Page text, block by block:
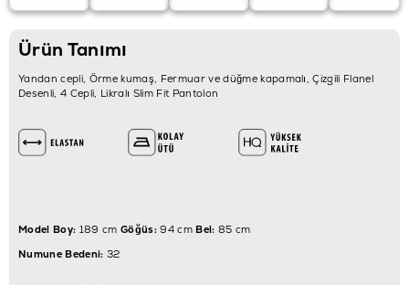
Ürün Tanımı
Yandan cepli, Örme kumaş, Fermuar ve düğme kapamalı, Çizgili Flanel
Desenli, 4 Cepli, Likralı Slim Fit Pantolon
Model Boy: 189 cm Göğüs:94 cmBel: 85 cm
Numune Bedeni: 32